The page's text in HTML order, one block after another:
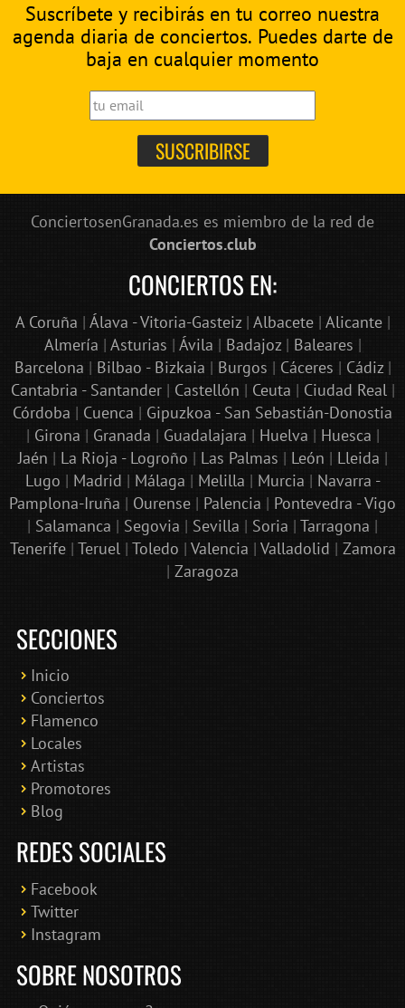
Suscríbete y recibirás en tu correo nuestra
agenda diaria de conciertos. Puedes darte de
baja en cualquier momento
ConciertosenGranada.es es miembro de la red de
Conciertos.club
CONCIERTOS EN:
A Coruña | Álava - Vitoria-Gasteiz| Albacete| Alicante|
Almería | Asturias | Ávila | Badajoz| Baleares |
Barcelona | Bilbao - Bizkaia | Burgos | Cáceres | Cádiz|
Cantabria - Santander| Castellón | Ceuta | Ciudad Real |
Córdoba | Cuenca | Gipuzkoa - San Sebastián-Donostia
| Girona | Granada | Guadalajara | Huelva | Huesca |
Jaén | La Rioja - Logroño | Las Palmas | León | Lleida |
Lugo | Madrid | Málaga | Melilla | Murcia | Navarra -
Pamplona-Iruña | Ourense | Palencia | Pontevedra - Vigo
| Salamanca | Segovia | Sevilla | Soria | Tarragona |
Tenerife| Teruel | Toledo | Valencia | Valladolid | Zamora
| Zaragoza
SECCIONES
Inicio
Conciertos
Flamenco
Locales
Artistas
Promotores
Blog
REDES SOCIALES
Facebook
Twitter
Instagram
SOBRE NOSOTROS